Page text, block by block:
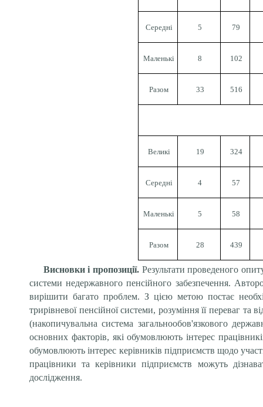
Середні 5 79
Маленькі 8 102
Разом 33 516
Великі 19 324
Середні 4 57
Маленькі 5 58
Разом 28 439
Висновки і пропозиції. Результати проведеного
системи недержавного пенсійного забезпечення.
вирішити багато проблем. З цією метою постає
трирівневої пенсійної системи, розуміння її переваг та
(накопичувальна система загальнообов'язкового
основних факторів, які обумовлюють інтерес
обумовлюють інтерес керівників підприємств щодо
працівники та керівники підприємств можуть
дослідження.